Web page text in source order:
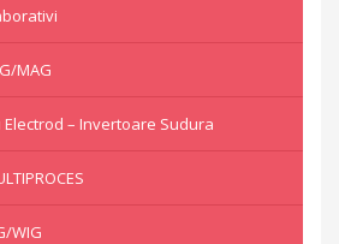
MAG
– Invertoare Sudura
WIG